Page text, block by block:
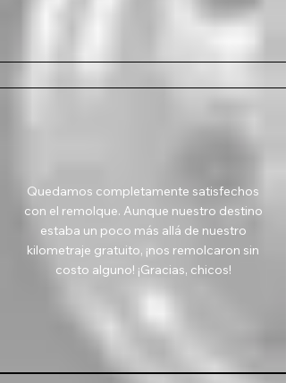
Quedamos completamente satisfechos
con el remolque. Aunque nuestro destino
estaba un poco más allá de nuestro
kilometraje gratuito, ¡nos remolcaron sin
costo alguno! ¡Gracias, chicos!